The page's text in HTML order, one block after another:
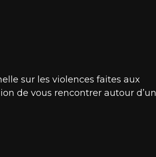
sur les violences faites aux
de vous rencontrer autour d’un